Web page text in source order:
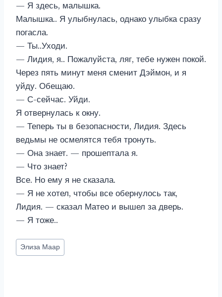
— Я здесь, малышка.
Малышка.. Я улыбнулась, однако улыбка сразу
погасла.
— Ты..Уходи.
— Лидия, я.. Пожалуйста, ляг, тебе нужен покой.
Через пять минут меня сменит Дэймон, и я
уйду. Обещаю.
— С-сейчас. Уйди.
Я отвернулась к окну.
— Теперь ты в безопасности, Лидия. Здесь
ведьмы не осмелятся тебя тронуть.
— Она знает. — прошептала я.
— Что знает?
Все. Но ему я не сказала.
— Я не хотел, чтобы все обернулось так,
Лидия. — сказал Матео и вышел за дверь.
— Я тоже..
Метки
записи:
Элиза Маар